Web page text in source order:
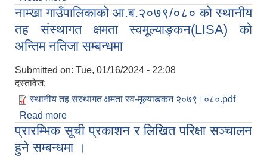
नाम्खा गाउँपालिकाको आ.ब.२०७९/०८० को स्थानीय
तह संस्थागत क्षमता स्वमूल्याङ्कन(LISA) को
अन्तिम नतिजा सम्बन्धमा
Submitted on: Tue, 01/16/2024 - 22:08
दस्तावेज:
स्थानीय तह संस्थागत क्षमता स्व-मूल्याङकन २०७९।०८०.pdf
Read more
तह संस्थागत क्षमता स्वमूल्याङ्कन(LISA) को अन्तिम नतिजा
सम्बन्धमा
प्रारम्भिक सूची प्रकाशन र लिखित परिक्षा सञ्चालन
हुने सम्बन्धमा ।